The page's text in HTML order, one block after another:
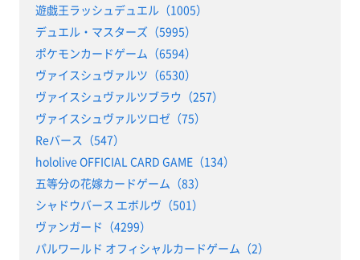
遊戯王ラッシュデュエル（1005）
デュエル・マスターズ（5995）
ポケモンカードゲーム（6594）
ヴァイスシュヴァルツ（6530）
ヴァイスシュヴァルツブラウ（257）
ヴァイスシュヴァルツロゼ（75）
Reバース（547）
hololive OFFICIAL CARD GAME（134）
五等分の花嫁カードゲーム（83）
シャドウバース エボルヴ（501）
ヴァンガード（4299）
パルワールド オフィシャルカードゲーム（2）